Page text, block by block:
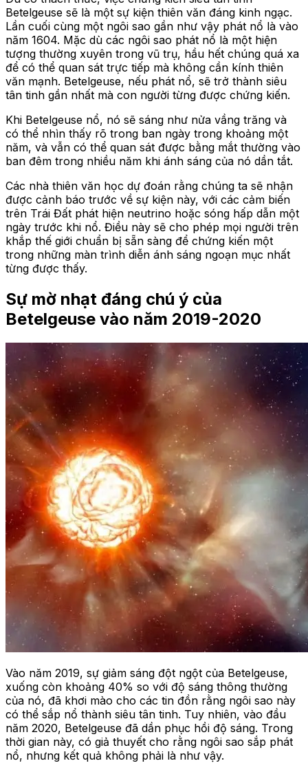
Betelgeuse sẽ là một sự kiện thiên văn đáng kinh ngạc.
Lần cuối cùng một ngôi sao gần như vậy phát nổ là vào
năm 1604. Mặc dù các ngôi sao phát nổ là một hiện
tượng thường xuyên trong vũ trụ, hầu hết chúng quá xa
để có thể quan sát trực tiếp mà không cần kính thiên
văn mạnh. Betelgeuse, nếu phát nổ, sẽ trở thành siêu
tân tinh gần nhất mà con người từng được chứng kiến.
Khi Betelgeuse nổ, nó sẽ sáng như nửa vầng trăng và
có thể nhìn thấy rõ trong ban ngày trong khoảng một
năm, và vẫn có thể quan sát được bằng mắt thường vào
ban đêm trong nhiều năm khi ánh sáng của nó dần tắt.
Các nhà thiên văn học dự đoán rằng chúng ta sẽ nhận
được cảnh báo trước về sự kiện này, với các cảm biến
trên Trái Đất phát hiện neutrino hoặc sóng hấp dẫn một
ngày trước khi nổ. Điều này sẽ cho phép mọi người trên
khắp thế giới chuẩn bị sẵn sàng để chứng kiến một
trong những màn trình diễn ánh sáng ngoạn mục nhất
từng được thấy.
Sự mờ nhạt đáng chú ý của
Betelgeuse vào năm 2019-2020
Vào năm 2019, sự giảm sáng đột ngột của Betelgeuse,
xuống còn khoảng 40% so với độ sáng thông thường
của nó, đã khơi mào cho các tin đồn rằng ngôi sao này
có thể sắp nổ thành siêu tân tinh. Tuy nhiên, vào đầu
năm 2020, Betelgeuse đã dần phục hồi độ sáng. Trong
thời gian này, có giả thuyết cho rằng ngôi sao sắp phát
nổ, nhưng kết quả không phải là như vậy.